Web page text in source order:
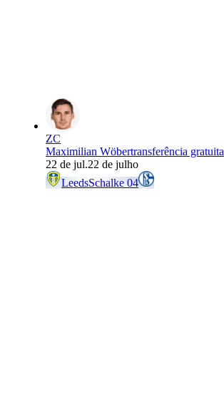
ZC
Maximilian Wöbertransferência gratuita
22 de jul.22 de julho
LeedsSchalke 04